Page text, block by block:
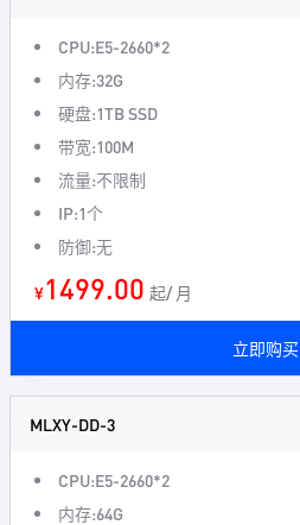
CPU:E5-2660*2
内存:32G
硬盘:1TB SSD
带宽:100M
流量:不限制
IP:1个
防御:无
¥1499.00 起/ 月
立即购买
MLXY-DD-3
CPU:E5-2660*2
内存:64G